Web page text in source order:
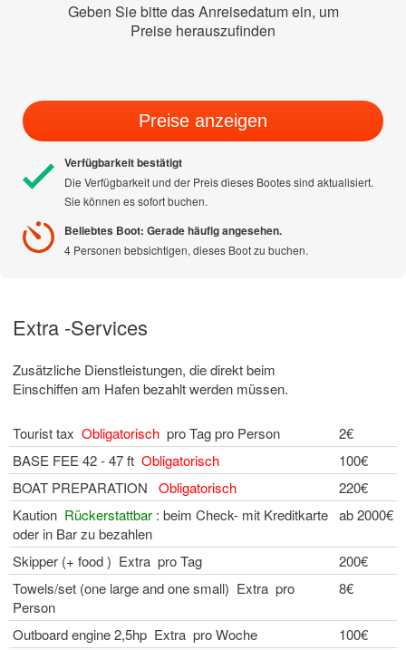
Geben Sie bitte das Anreisedatum ein, um
Preise herauszufinden
Preise anzeigen
Verfügbarkeit bestätigt
Die Verfügbarkeit und der Preis dieses Bootes sind aktualisiert.
Sie können es sofort buchen.
Beliebtes Boot: Gerade häufig angesehen.
4 Personen bebsichtigen, dieses Boot zu buchen.
Extra -Services
Zusätzliche Dienstleistungen, die direkt beim
Einschiffen am Hafen bezahlt werden müssen.
Tourist tax Obligatorisch pro Tag pro Person
2€
BASE FEE 42 - 47 ft Obligatorisch
100€
BOAT PREPARATION Obligatorisch
220€
Kaution Rückerstattbar : beim Check- mit Kreditkarte
oder in Bar zu bezahlen
ab 2000€
Skipper (+ food ) Extra pro Tag
200€
Towels/set (one large and one small) Extra pro
Person
8€
Outboard engine 2,5hp Extra pro Woche 100€